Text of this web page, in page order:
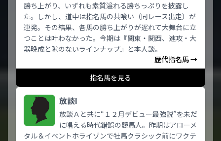
勝ち上がり、いずれも素質溢れる勝ちっぷりを披露し
た。しかし、道中は指名馬の共喰い（同レース出走）が
連発。その結果、各馬の勝ち上がりが遅れて大舞台に立
つことは叶わなかった。今期は『関東・関西、速攻・大
器晩成と隙のないラインナップ』と本人談。
歴代指名馬 →
指名馬を見る
放談I
放談Ａと共に“１２月デビュー最強説”を未だ
に唱える時代錯誤の競馬人。昨期はアローメ
タル＆イベントホライゾンで牡馬クラシック前にワクテ